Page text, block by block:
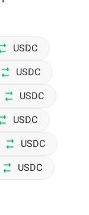
USDC
USDC
USDC
USDC
USDC
USDC